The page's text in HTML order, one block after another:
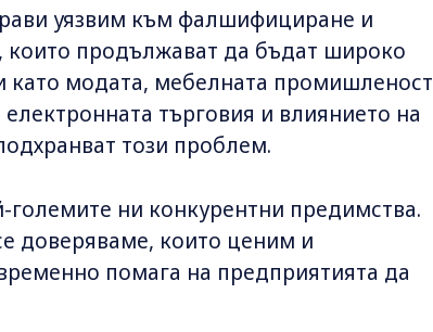
уязвим към фалшифициране и
които продължават да бъдат широко
като модата, мебелната промишленост
търговия и влиянието на
този проблем.
големите ни конкурентни предимства.
доверяваме, които ценим и
помага на предприятията да